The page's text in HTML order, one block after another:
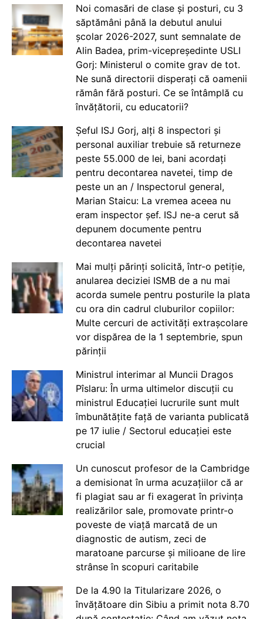
Noi comasări de clase și posturi, cu 3
săptămâni până la debutul anului
școlar 2026-2027, sunt semnalate de
Alin Badea, prim-vicepreședinte USLI
Gorj: Ministerul o comite grav de tot.
Ne sună directorii disperați că oamenii
rămân fără posturi. Ce se întâmplă cu
învățătorii, cu educatorii?
Șeful ISJ Gorj, alți 8 inspectori și
personal auxiliar trebuie să returneze
peste 55.000 de lei, bani acordați
pentru decontarea navetei, timp de
peste un an / Inspectorul general,
Marian Staicu: La vremea aceea nu
eram inspector șef. ISJ ne-a cerut să
depunem documente pentru
decontarea navetei
Mai mulți părinți solicită, într-o petiție,
anularea deciziei ISMB de a nu mai
acorda sumele pentru posturile la plata
cu ora din cadrul cluburilor copiilor:
Multe cercuri de activități extrașcolare
vor dispărea de la 1 septembrie, spun
părinții
Ministrul interimar al Muncii Dragos
Pîslaru: În urma ultimelor discuții cu
ministrul Educației lucrurile sunt mult
îmbunătățite față de varianta publicată
pe 17 iulie / Sectorul educației este
crucial
Un cunoscut profesor de la Cambridge
a demisionat în urma acuzațiilor că ar
fi plagiat sau ar fi exagerat în privința
realizărilor sale, promovate printr-o
poveste de viață marcată de un
diagnostic de autism, zeci de
maratoane parcurse și milioane de lire
strânse în scopuri caritabile
De la 4.90 la Titularizare 2026, o
învățătoare din Sibiu a primit nota 8.70